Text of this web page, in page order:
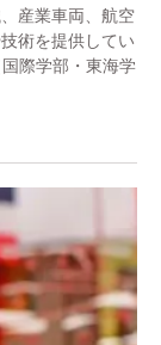
産業車両、航空
術を提供してい
際学部・東海学